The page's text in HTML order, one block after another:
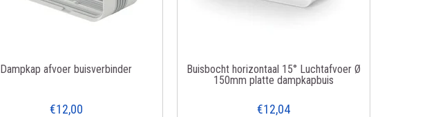
Dampkap afvoer buisverbinder
€12,00
Buisbocht horizontaal 15° Luchtafvoer Ø
150mm platte dampkapbuis
€12,04